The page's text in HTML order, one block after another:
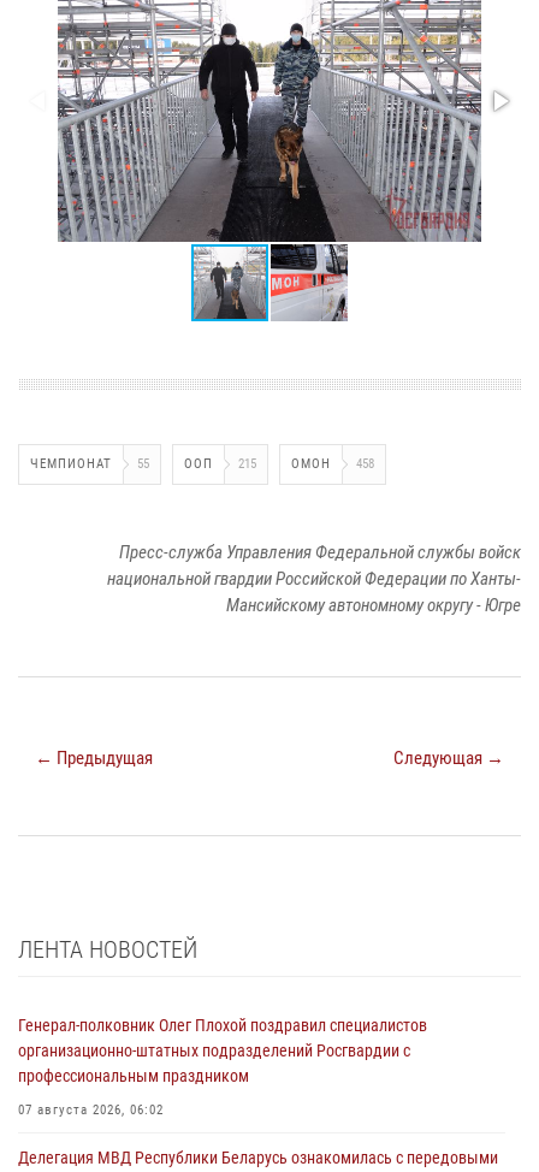
ЧЕМПИОНАТ 55 ООП 215 ОМОН 458
Пресс-служба Управления Федеральной службы войск
национальной гвардии Российской Федерации по Ханты-
Мансийскому автономному округу - Югре
← Предыдущая Следующая →
ЛЕНТА НОВОСТЕЙ
Генерал-полковник Олег Плохой поздравил специалистов
организационно-штатных подразделений Росгвардии с
профессиональным праздником
07 августа 2026, 06:02
Делегация МВД Республики Беларусь ознакомилась с передовыми